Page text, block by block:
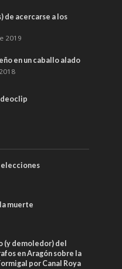
de acercarse a los
2019
en un caballo alado
elecciones
muerte
(y demoledor) del
en Aragón sobre la
por Canal Roya